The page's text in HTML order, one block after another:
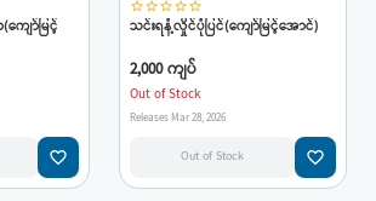
ျော်မြင့်
favorite_border
star_borderstar_borderstar_borderstar_borderstar_border
သင်းရနံ့လှိုင်ပုံပြင်(ကျော်မြင့်အောင်)
2,000 ကျပ်
Out of Stock
Releases Mar 28, 2026
Out of Stock favorite_border